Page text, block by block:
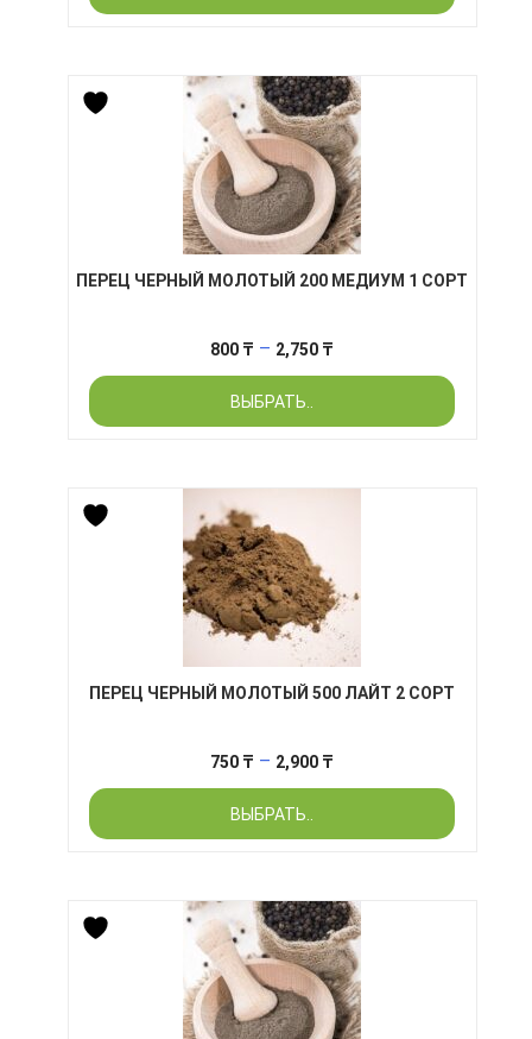
–
ПЕРЕЦ ЧЕРНЫЙ МОЛОТЫЙ 200 МЕДИУМ 1 СОРТ
800 ₸ – 2,750 ₸
цен:
–
ВЫБРАТЬ..
ПЕРЕЦ ЧЕРНЫЙ МОЛОТЫЙ 500 ЛАЙТ 2 СОРТ
750 ₸ – 2,900 ₸
цен:
–
ВЫБРАТЬ..